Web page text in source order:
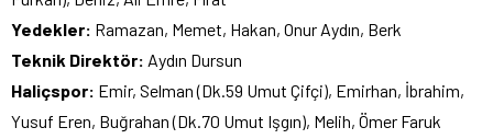
Yedekler: Ramazan, Memet, Hakan, Onur Aydın, Berk
Teknik Direktör: Aydın Dursun
Haliçspor: Emir, Selman (Dk.59 Umut Çifçi), Emirhan, İbrahim,
Yusuf Eren, Buğrahan (Dk.70 Umut Işgın), Melih, Ömer Faruk